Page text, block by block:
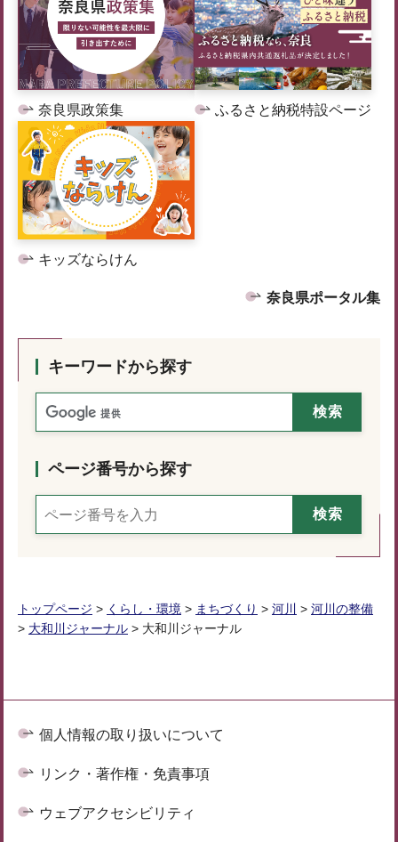
奈良県政策集 ふるさと納税特設ページ
キッズならけん
奈良県ポータル集
キーワードから探す
ページ番号から探す
トップページ > くらし・環境 > まちづくり > 河川 > 河川の整備
> 大和川ジャーナル > 大和川ジャーナル
個人情報の取り扱いについて
リンク・著作権・免責事項
ウェブアクセシビリティ